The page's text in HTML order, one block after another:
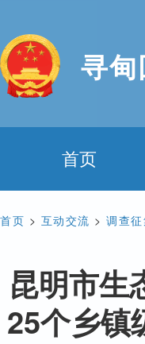
寻
首页
首页 > 互动交流 > 调查
昆明市生
25个乡镇